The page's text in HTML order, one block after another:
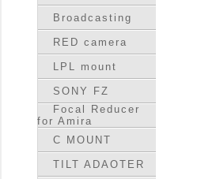
Broadcasting
RED camera
LPL mount
SONY FZ
Focal Reducer
for Amira
C MOUNT
TILT ADAOTER